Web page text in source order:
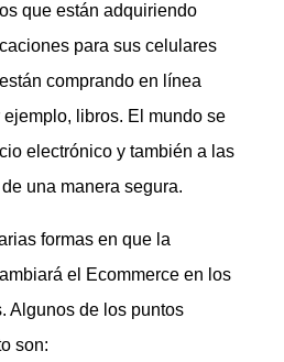
que están adquiriendo
para sus celulares
comprando en línea
libros. El mundo se
electrónico y también a las
una manera segura.
formas en que la
el Ecommerce en los
Algunos de los puntos
son: